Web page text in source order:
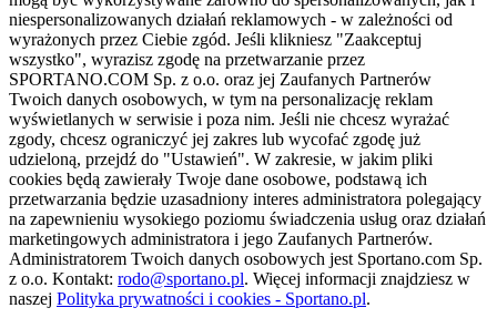
niespersonalizowanych działań reklamowych - w zależności od
wyrażonych przez Ciebie zgód. Jeśli klikniesz "Zaakceptuj
wszystko", wyrazisz zgodę na przetwarzanie przez
SPORTANO.COM Sp. z o.o. oraz jej Zaufanych Partnerów
Twoich danych osobowych, w tym na personalizację reklam
wyświetlanych w serwisie i poza nim. Jeśli nie chcesz wyrażać
zgody, chcesz ograniczyć jej zakres lub wycofać zgodę już
udzieloną, przejdź do "Ustawień". W zakresie, w jakim pliki
cookies będą zawierały Twoje dane osobowe, podstawą ich
przetwarzania będzie uzasadniony interes administratora polegający
na zapewnieniu wysokiego poziomu świadczenia usług oraz działań
marketingowych administratora i jego Zaufanych Partnerów.
Administratorem Twoich danych osobowych jest Sportano.com Sp.
z o.o. Kontakt: rodo@sportano.pl. Więcej informacji znajdziesz w
naszej Polityka prywatności i cookies - Sportano.pl.